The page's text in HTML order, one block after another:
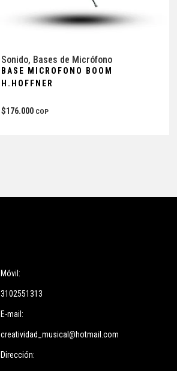
Sonido, Bases de Micrófono
BASE MICROFONO BOOM
H.HOFFNER
$176.000 COP
Móvil:
3102551313
E-mail:
creatividad_musical@hotmail.com
Dirección: